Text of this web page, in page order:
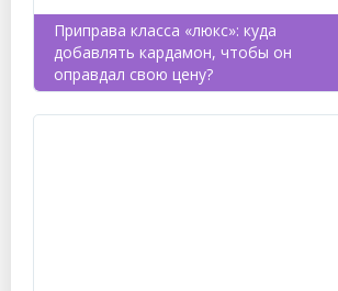
Приправа класса «люкс»: куда
добавлять кардамон, чтобы он
оправдал свою цену?